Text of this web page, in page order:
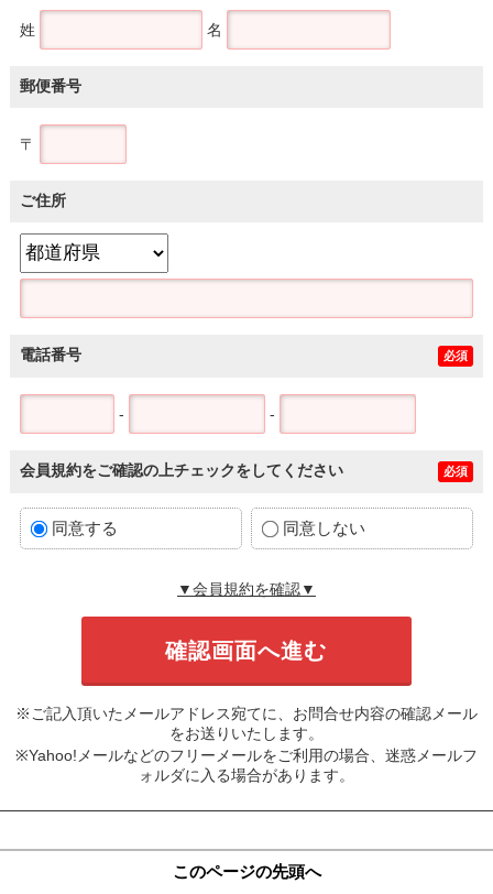
姓 名
郵便番号
〒
ご住所
電話番号 必須
- -
会員規約をご確認の上チェックをしてください 必須
同意する 同意しない
▼会員規約を確認▼
※ご記入頂いたメールアドレス宛てに、お問合せ内容の確認メール
をお送りいたします。
※Yahoo!メールなどのフリーメールをご利用の場合、迷惑メールフ
ォルダに入る場合があります。
このページの先頭へ